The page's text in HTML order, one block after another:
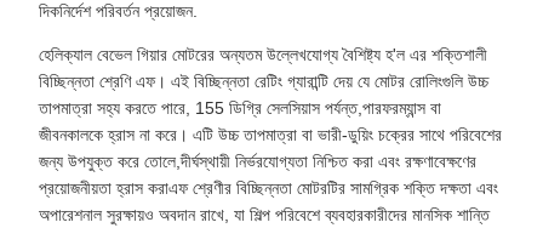
দিকনির্দেশ পরিবর্তন প্রয়োজন.
হেলিক্যাল বেভেল গিয়ার মোটরের অন্যতম উল্লেখযোগ্য বৈশিষ্ট্য হ'ল এর শক্তিশালী
বিচ্ছিন্নতা শ্রেণি এফ। এই বিচ্ছিন্নতা রেটিং গ্যারান্টি দেয় যে মোটর রোলিংগুলি উচ্চ
তাপমাত্রা সহ্য করতে পারে, 155 ডিগ্রি সেলসিয়াস পর্যন্ত,পারফরম্যান্স বা
জীবনকালকে হ্রাস না করে। এটি উচ্চ তাপমাত্রা বা ভারী-ডুয়িং চক্রের সাথে পরিবেশের
জন্য উপযুক্ত করে তোলে,দীর্ঘস্থায়ী নির্ভরযোগ্যতা নিশ্চিত করা এবং রক্ষণাবেক্ষণের
প্রয়োজনীয়তা হ্রাস করাএফ শ্রেণীর বিচ্ছিন্নতা মোটরটির সামগ্রিক শক্তি দক্ষতা এবং
অপারেশনাল সুরক্ষায়ও অবদান রাখে, যা শিল্প পরিবেশে ব্যবহারকারীদের মানসিক শান্তি